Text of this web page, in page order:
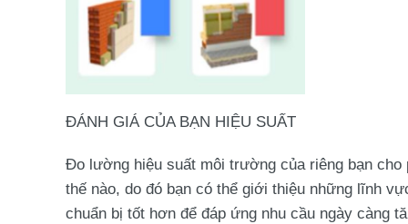
ĐÁNH GIÁ CỦA BẠN HIỆU SUẤT
Đo lường hiệu suất môi trường của riêng bạn
thế nào, do đó bạn có thể giới thiệu những lĩnh
chuẩn bị tốt hơn để đáp ứng nhu cầu ngày càng